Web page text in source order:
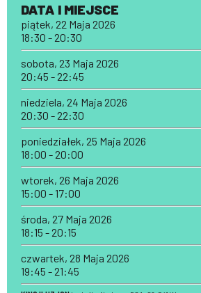
DATA I MIEJSCE
piątek, 22 Maja 2026
18:30 - 20:30
sobota, 23 Maja 2026
20:45 - 22:45
niedziela, 24 Maja 2026
20:30 - 22:30
poniedziałek, 25 Maja 2026
18:00 - 20:00
wtorek, 26 Maja 2026
15:00 - 17:00
środa, 27 Maja 2026
18:15 - 20:15
czwartek, 28 Maja 2026
19:45 - 21:45